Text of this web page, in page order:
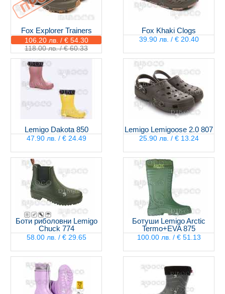
Fox Explorer Trainers
106.20 лв. / € 54.30
118.00 лв. / € 60.33
Fox Khaki Clogs
39.90 лв. / € 20.40
Lemigo Dakota 850
47.90 лв. / € 24.49
Lemigo Lemigoose 2.0 807
25.90 лв. / € 13.24
Боти риболовни Lemigo
Chuck 774
58.00 лв. / € 29.65
Ботуши Lemigo Arctic
Termo+EVA 875
100.00 лв. / € 51.13